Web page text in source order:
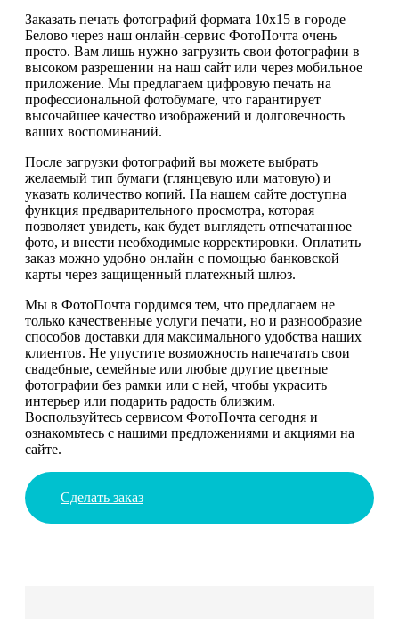
Заказать печать фотографий формата 10х15 в городе
Белово через наш онлайн-сервис ФотоПочта очень
просто. Вам лишь нужно загрузить свои фотографии в
высоком разрешении на наш сайт или через мобильное
приложение. Мы предлагаем цифровую печать на
профессиональной фотобумаге, что гарантирует
высочайшее качество изображений и долговечность
ваших воспоминаний.
После загрузки фотографий вы можете выбрать
желаемый тип бумаги (глянцевую или матовую) и
указать количество копий. На нашем сайте доступна
функция предварительного просмотра, которая
позволяет увидеть, как будет выглядеть отпечатанное
фото, и внести необходимые корректировки. Оплатить
заказ можно удобно онлайн с помощью банковской
карты через защищенный платежный шлюз.
Мы в ФотоПочта гордимся тем, что предлагаем не
только качественные услуги печати, но и разнообразие
способов доставки для максимального удобства наших
клиентов. Не упустите возможность напечатать свои
свадебные, семейные или любые другие цветные
фотографии без рамки или с ней, чтобы украсить
интерьер или подарить радость близким.
Воспользуйтесь сервисом ФотоПочта сегодня и
ознакомьтесь с нашими предложениями и акциями на
сайте.
Сделать заказ